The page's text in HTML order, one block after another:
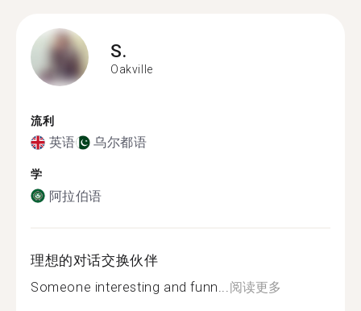
S.
Oakville
流利
英语 乌尔都语
学
阿拉伯语
理想的对话交换伙伴
Someone interesting and funn... 阅读更多